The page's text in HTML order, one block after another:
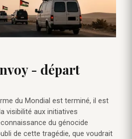
- départ
du Mondial est terminé, il est
visibilité aux initiatives
du génocide
de cette tragédie, que voudrait